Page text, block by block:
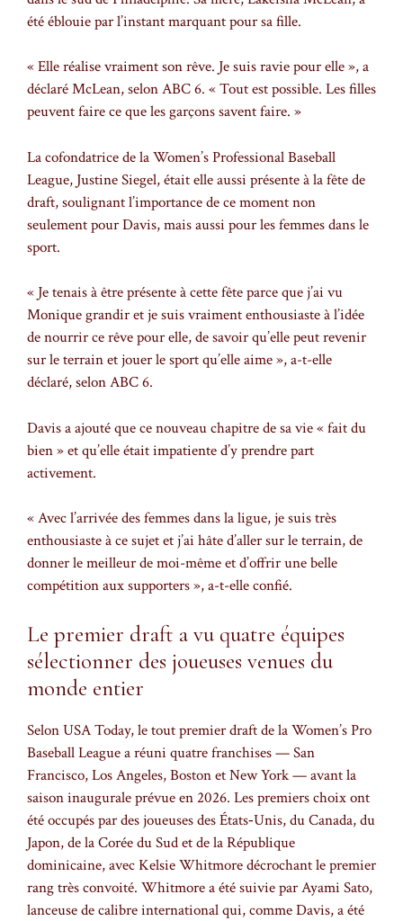
été éblouie par l’instant marquant pour sa fille.
« Elle réalise vraiment son rêve. Je suis ravie pour elle », a
déclaré McLean, selon ABC 6. « Tout est possible. Les filles
peuvent faire ce que les garçons savent faire. »
La cofondatrice de la Women’s Professional Baseball
League, Justine Siegel, était elle aussi présente à la fête de
draft, soulignant l’importance de ce moment non
seulement pour Davis, mais aussi pour les femmes dans le
sport.
« Je tenais à être présente à cette fête parce que j’ai vu
Monique grandir et je suis vraiment enthousiaste à l’idée
de nourrir ce rêve pour elle, de savoir qu’elle peut revenir
sur le terrain et jouer le sport qu’elle aime », a-t-elle
déclaré, selon ABC 6.
Davis a ajouté que ce nouveau chapitre de sa vie « fait du
bien » et qu’elle était impatiente d’y prendre part
activement.
« Avec l’arrivée des femmes dans la ligue, je suis très
enthousiaste à ce sujet et j’ai hâte d’aller sur le terrain, de
donner le meilleur de moi-même et d’offrir une belle
compétition aux supporters », a-t-elle confié.
Le premier draft a vu quatre équipes
sélectionner des joueuses venues du
monde entier
Selon USA Today, le tout premier draft de la Women’s Pro
Baseball League a réuni quatre franchises — San
Francisco, Los Angeles, Boston et New York — avant la
saison inaugurale prévue en 2026. Les premiers choix ont
été occupés par des joueuses des États‑Unis, du Canada, du
Japon, de la Corée du Sud et de la République
dominicaine, avec Kelsie Whitmore décrochant le premier
rang très convoité. Whitmore a été suivie par Ayami Sato,
lanceuse de calibre international qui, comme Davis, a été